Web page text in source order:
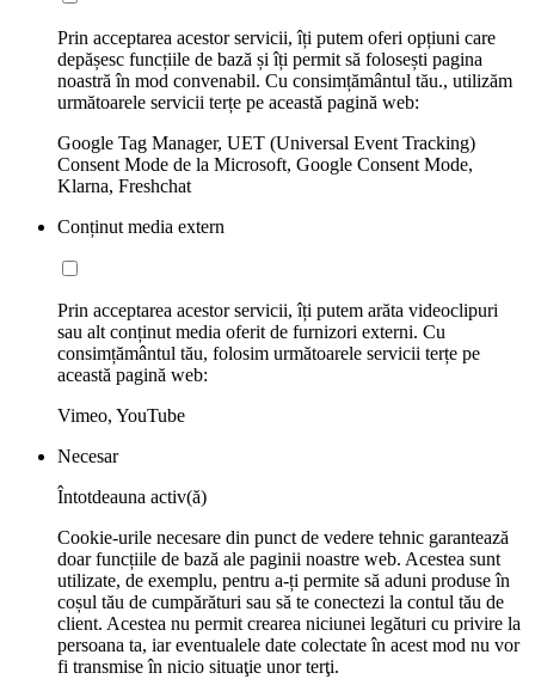
Prin acceptarea acestor servicii, îți putem oferi opțiuni care
depășesc funcțiile de bază și îți permit să folosești pagina
noastră în mod convenabil. Cu consimțământul tău., utilizăm
următoarele servicii terțe pe această pagină web:
Google Tag Manager, UET (Universal Event Tracking)
Consent Mode de la Microsoft, Google Consent Mode,
Klarna, Freshchat
Conținut media extern
Prin acceptarea acestor servicii, îți putem arăta videoclipuri
sau alt conținut media oferit de furnizori externi. Cu
consimțământul tău, folosim următoarele servicii terțe pe
această pagină web:
Vimeo, YouTube
Necesar
Întotdeauna activ(ă)
Cookie-urile necesare din punct de vedere tehnic garantează
doar funcțiile de bază ale paginii noastre web. Acestea sunt
utilizate, de exemplu, pentru a-ți permite să aduni produse în
coșul tău de cumpărături sau să te conectezi la contul tău de
client. Acestea nu permit crearea niciunei legături cu privire la
persoana ta, iar eventualele date colectate în acest mod nu vor
fi transmise în nicio situaţie unor terţi.